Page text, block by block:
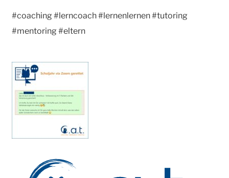
#coaching #lerncoach #lernenlernen #tutoring
#mentoring #eltern